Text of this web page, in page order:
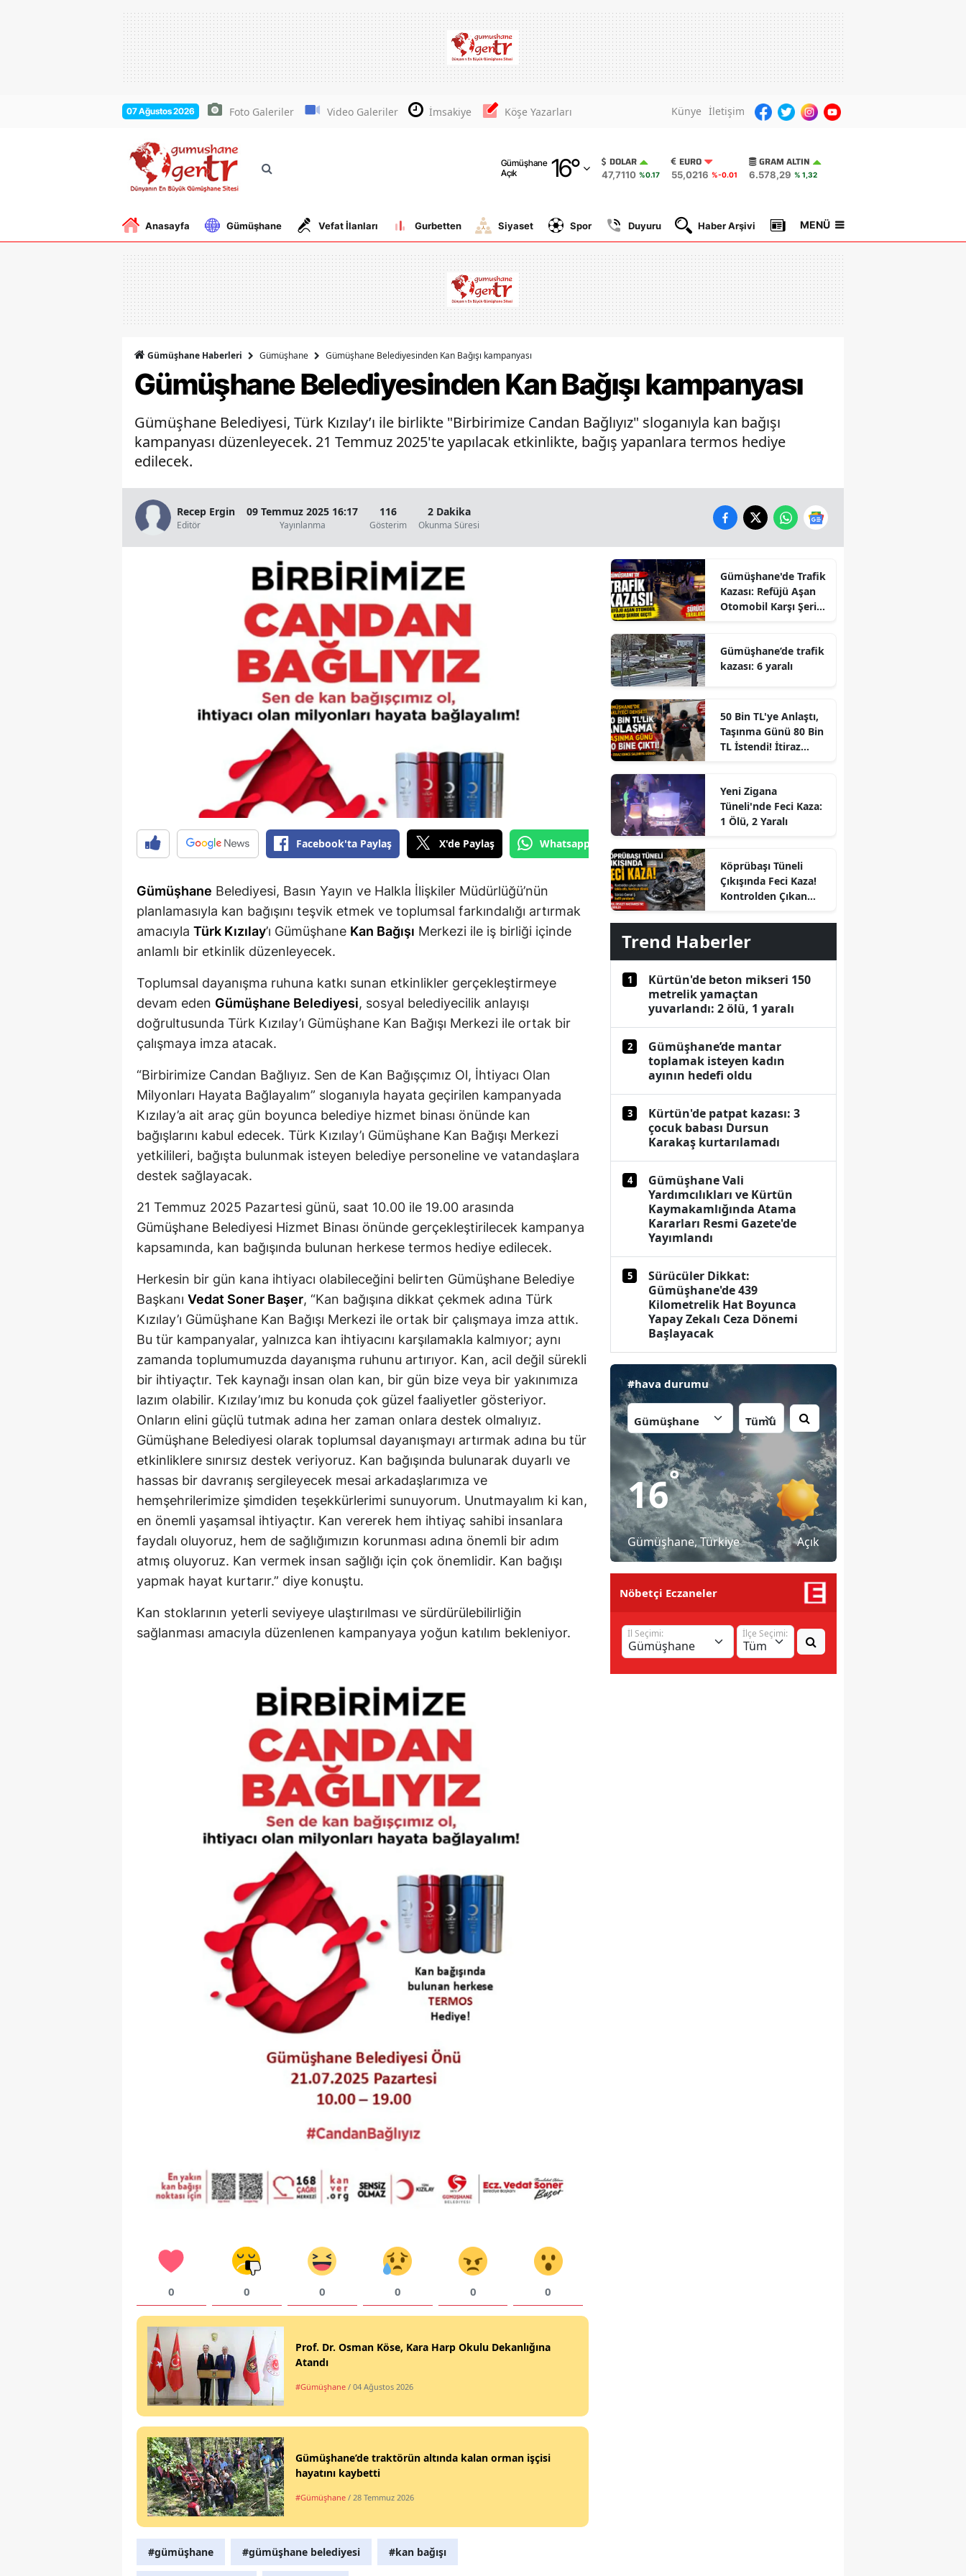
07 Ağustos 2026 Foto Galeriler Video Galeriler İmsakiye Köşe Yazarları Künye İletişim
Gümüşhane
Açık
16°
Adana
Adıyaman
Amasya
Antalya
Aydın
Balıkesir
Bitlis
Bolu
Bursa
Çankırı
Erzincan
Giresun
Hakkari
Hatay
Mersin
İstanbul
Kars
Kastamonu
Kayseri
Kırklareli
Kocaeli
Konya
Kütahya
Manisa
Kahramanmaraş
Mardin
Muğla
Muş
Niğde
Ordu
Samsun
Tunceli
Bartın
Iğdır
Kilis
DOLAR
47,7110 %0.17
EURO
55,0216 %-0.01
GRAM ALTIN
6.578,29 % 1,32
Anasayfa Gümüşhane Vefat İlanları Gurbetten Siyaset Spor Duyuru Haber Arşivi Gazete Manşetleri
MENÜ
Gümüşhane Haberleri Gümüşhane Gümüşhane Belediyesinden Kan Bağışı kampanyası
Gümüşhane Belediyesinden Kan Bağışı kampanyası
Gümüşhane Belediyesi, Türk Kızılay’ı ile birlikte "Birbirimize Candan Bağlıyız" sloganıyla kan bağışı
kampanyası düzenleyecek. 21 Temmuz 2025'te yapılacak etkinlikte, bağış yapanlara termos hediye
edilecek.
Recep Ergin
Editör
09 Temmuz 2025 16:17
Yayınlanma
116
Gösterim
2 Dakika
Okunma Süresi
Facebook'ta Paylaş X'de Paylaş Whatsapp'tan Gönder
Gümüşhane Belediyesi, Basın Yayın ve Halkla İlişkiler Müdürlüğü’nün
planlamasıyla kan bağışını teşvik etmek ve toplumsal farkındalığı artırmak
amacıyla Türk Kızılay’ı Gümüşhane Kan Bağışı Merkezi ile iş birliği içinde
anlamlı bir etkinlik düzenleyecek.
Toplumsal dayanışma ruhuna katkı sunan etkinlikler gerçekleştirmeye
devam eden Gümüşhane Belediyesi, sosyal belediyecilik anlayışı
doğrultusunda Türk Kızılay’ı Gümüşhane Kan Bağışı Merkezi ile ortak bir
çalışmaya imza atacak.
“Birbirimize Candan Bağlıyız. Sen de Kan Bağışçımız Ol, İhtiyacı Olan
Milyonları Hayata Bağlayalım” sloganıyla hayata geçirilen kampanyada
Kızılay’a ait araç gün boyunca belediye hizmet binası önünde kan
bağışlarını kabul edecek. Türk Kızılay’ı Gümüşhane Kan Bağışı Merkezi
yetkilileri, bağışta bulunmak isteyen belediye personeline ve vatandaşlara
destek sağlayacak.
21 Temmuz 2025 Pazartesi günü, saat 10.00 ile 19.00 arasında
Gümüşhane Belediyesi Hizmet Binası önünde gerçekleştirilecek kampanya
kapsamında, kan bağışında bulunan herkese termos hediye edilecek.
Herkesin bir gün kana ihtiyacı olabileceğini belirten Gümüşhane Belediye
Başkanı Vedat Soner Başer, “Kan bağışına dikkat çekmek adına Türk
Kızılay’ı Gümüşhane Kan Bağışı Merkezi ile ortak bir çalışmaya imza attık.
Bu tür kampanyalar, yalnızca kan ihtiyacını karşılamakla kalmıyor; aynı
zamanda toplumumuzda dayanışma ruhunu artırıyor. Kan, acil değil sürekli
bir ihtiyaçtır. Tek kaynağı insan olan kan, bir gün bize veya bir yakınımıza
lazım olabilir. Kızılay’ımız bu konuda çok güzel faaliyetler gösteriyor.
Onların elini güçlü tutmak adına her zaman onlara destek olmalıyız.
Gümüşhane Belediyesi olarak toplumsal dayanışmayı artırmak adına bu tür
etkinliklere sınırsız destek veriyoruz. Kan bağışında bulunarak duyarlı ve
hassas bir davranış sergileyecek mesai arkadaşlarımıza ve
hemşehrilerimize şimdiden teşekkürlerimi sunuyorum. Unutmayalım ki kan,
en önemli yaşamsal ihtiyaçtır. Kan vererek hem ihtiyaç sahibi insanlara
faydalı oluyoruz, hem de sağlığımızın korunması adına önemli bir adım
atmış oluyoruz. Kan vermek insan sağlığı için çok önemlidir. Kan bağışı
yapmak hayat kurtarır.” diye konuştu.
Kan stoklarının yeterli seviyeye ulaştırılması ve sürdürülebilirliğin
sağlanması amacıyla düzenlenen kampanyaya yoğun katılım bekleniyor.
0 0 0 0 0 0
Prof. Dr. Osman Köse, Kara Harp Okulu Dekanlığına
Atandı
#Gümüşhane / 04 Ağustos 2026
Gümüşhane’de traktörün altında kalan orman işçisi
hayatını kaybetti
#Gümüşhane / 28 Temmuz 2026
#gümüşhane #gümüşhane belediyesi #kan bağışı
Gümüşhane'de Trafik
Kazası: Refüjü Aşan
Otomobil Karşı Şeride
Gümüşhane’de trafik
kazası: 6 yaralı
50 Bin TL'ye Anlaştı,
Taşınma Günü 80 Bin
TL İstendi! İtiraz
Yeni Zigana
Tüneli'nde Feci Kaza:
1 Ölü, 2 Yaralı
Köprübaşı Tüneli
Çıkışında Feci Kaza!
Kontrolden Çıkan
Takla Attı
Trend Haberler
1
Kürtün'de beton mikseri 150
metrelik yamaçtan
yuvarlandı: 2 ölü, 1 yaralı
2
Gümüşhane’de mantar
toplamak isteyen kadın
ayının hedefi oldu
3
Kürtün'de patpat kazası: 3
çocuk babası Dursun
Karakaş kurtarılamadı
4
Gümüşhane Vali
Yardımcılıkları ve Kürtün
Kaymakamlığında Atama
Kararları Resmi Gazete'de
Yayımlandı
5
Sürücüler Dikkat:
Gümüşhane'de 439
Kilometrelik Hat Boyunca
Yapay Zekalı Ceza Dönemi
Başlayacak
#hava durumu
16°
Gümüşhane, Türkiye Açık
Nöbetçi Eczaneler
İl Seçimi: İlçe Seçimi: